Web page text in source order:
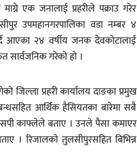
एक जनालाई प्रहरीले पक्राउ गरेर
उपमहानगरपालिका वडा नम्बर ४
आएका २४ वर्षीय जनक देवकोटालाई
सार्वजनिक गरेको हो ।
जिल्ला प्रहरी कार्यालय दाङका प्रमुख
आर्थिक हैसियतका बारेमा सबै
काफ्लेले बताए । उनले पैसा कमाएर
। रिजालको तुलसीपुरसहित बिभिन्न